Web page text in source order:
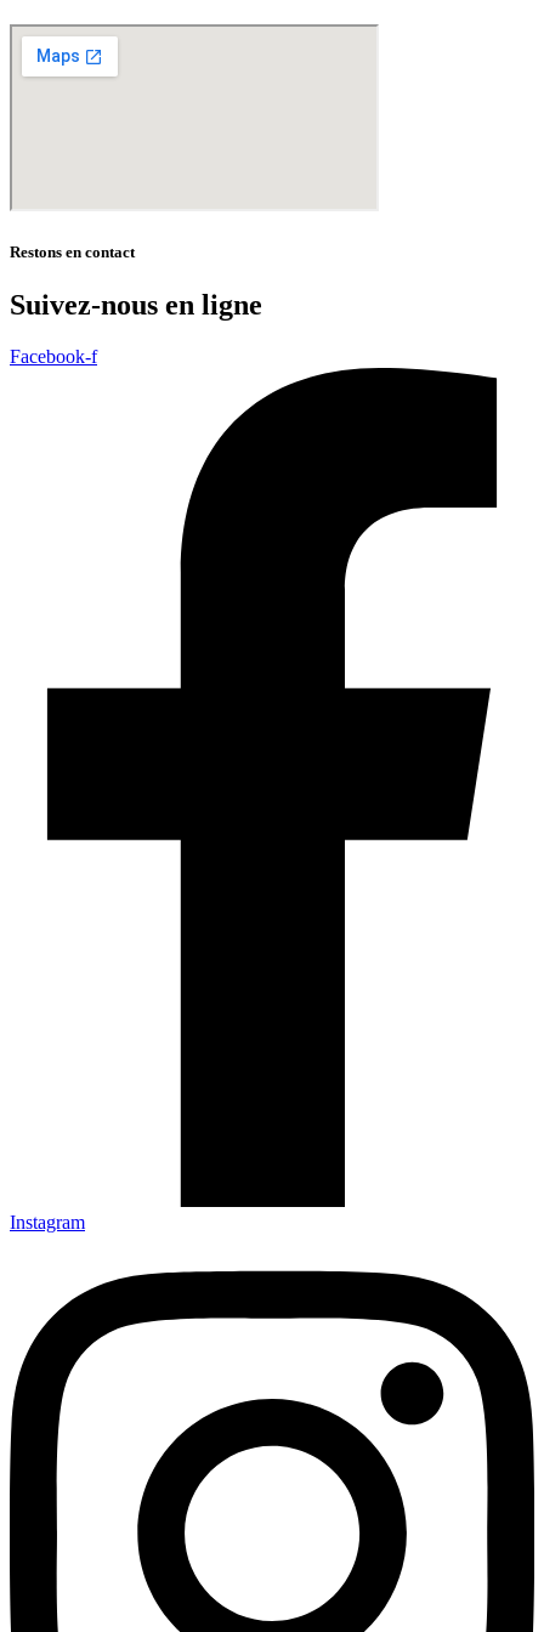
Restons en contact
Suivez-nous en ligne
Facebook-f
Instagram